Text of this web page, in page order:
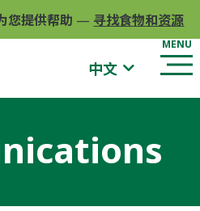
您提供帮助 — 寻找食物和资源
中文